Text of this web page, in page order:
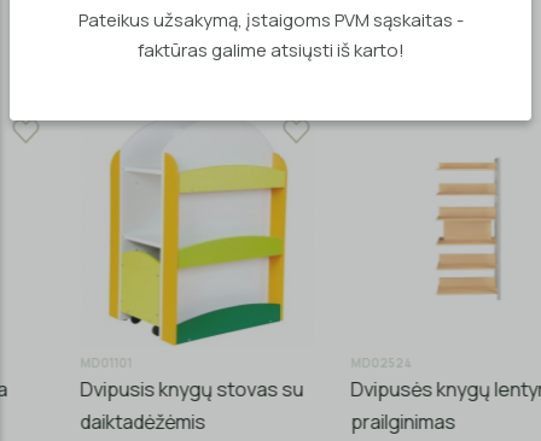
Panašios prekės
Dvipusis knygų stovas su
daiktadėžėmis
Dvipusės knygų lentynos
prailginimas
Pateikus užsakymą, įstaigoms PVM sąskaitas -
faktūras galime atsiųsti iš karto!